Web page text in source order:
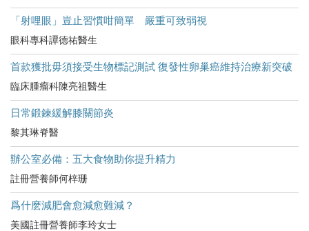
「射哩眼」豈止習慣咁簡單 嚴重可致弱視
眼科專科譚德祐醫生
首款獲批毋須接受生物標記測試 復發性卵巢癌維持治療新突破
臨床腫瘤科陳亮祖醫生
日常鍛鍊緩解膝關節炎
黎其琳脊醫
辦公室必備：五大食物助你提升精力
註冊營養師何梓珊
爲什麽減肥會愈減愈難減？
美國註冊營養師李玲女士